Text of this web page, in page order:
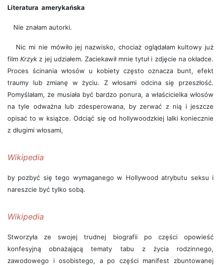
Literatura amerykańska
Nie znałam autorki.
Nic mi nie mówiło jej nazwisko, chociaż oglądałam kultowy już
filmKrzyk z jej udziałem. Zaciekawił mnie tytuł i zdjęcie na okładce.
Proces ścinania włosów u kobiety często oznacza bunt, efekt
traumy lub zmianę w życiu. Z włosami odcina się przeszłość.
Pomyślałam, że musiała być bardzo ponura, a właścicielka włosów
na tyle odważna lub zdesperowana, by zerwać z nią i jeszcze
opisać to w książce. Odciąć się od hollywoodzkiej lalki koniecznie
z długimi włosami,
Wikipedia
by pozbyć się tego wymaganego w Hollywood atrybutu seksu i
nareszcie być tylko sobą.
Wikipedia
Stworzyła ze swojej trudnej biografii po części opowieść
konfesyjną obnażającą tematy tabu z życia rodzinnego,
zawodowego i osobistego, a po części manifest zbuntowanej